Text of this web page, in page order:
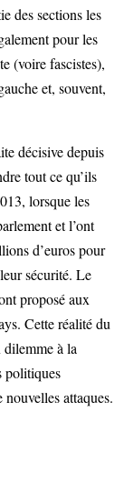
des sections les
pour les
(voire fascistes),
et, souvent,
décisive depuis
tout ce qu’ils
lorsque les
et l’ont
d’euros pour
sécurité. Le
proposé aux
Cette réalité du
dilemme à la
politiques
nouvelles attaques.